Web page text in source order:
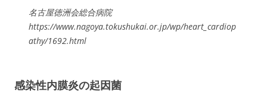
名古屋徳洲会総合病院
https://www.nagoya.tokushukai.or.jp/wp/heart_cardiop
athy/1692.html
感染性内膜炎の起因菌